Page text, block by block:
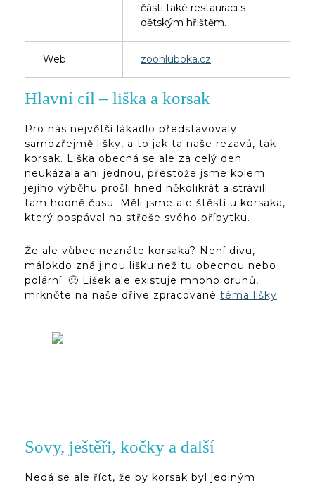
části také restauraci s
dětským hřištěm.
Web: zoohluboka.cz
Hlavní cíl – liška a korsak
Pro nás největší lákadlo představovaly
samozřejmě lišky, a to jak ta naše rezavá, tak
korsak. Liška obecná se ale za celý den
neukázala ani jednou, přestože jsme kolem
jejího výběhu prošli hned několikrát a strávili
tam hodně času. Měli jsme ale štěstí u korsaka,
který pospával na střeše svého příbytku.
Že ale vůbec neznáte korsaka? Není divu,
málokdo zná jinou lišku než tu obecnou nebo
polární. 🙂 Lišek ale existuje mnoho druhů,
mrkněte na naše dříve zpracované téma lišky.
Sovy, ještěři, kočky a další
Nedá se ale říct, že by korsak byl jediným